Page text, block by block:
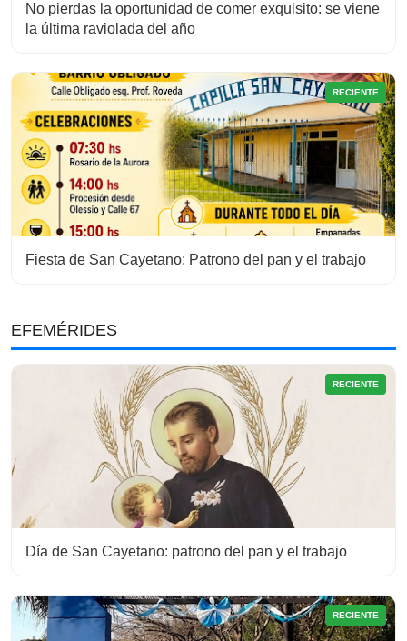
No pierdas la oportunidad de comer exquisito: se viene
la última raviolada del año
RECIENTE
Fiesta de San Cayetano: Patrono del pan y el trabajo
EFEMÉRIDES
RECIENTE
Día de San Cayetano: patrono del pan y el trabajo
RECIENTE